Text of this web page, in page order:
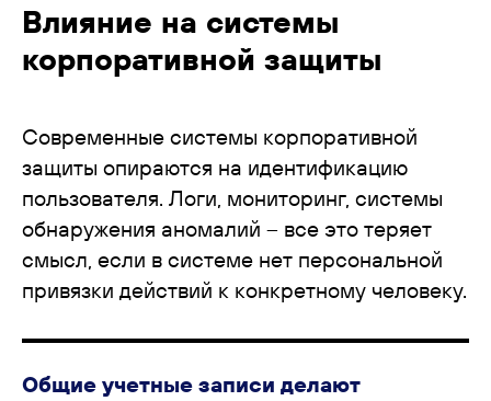
Влияние на системы
корпоративной защиты
Современные системы корпоративной
защиты опираются на идентификацию
пользователя. Логи, мониторинг, системы
обнаружения аномалий – все это теряет
смысл, если в системе нет персональной
привязки действий к конкретному человеку.
Общие учетные записи делают